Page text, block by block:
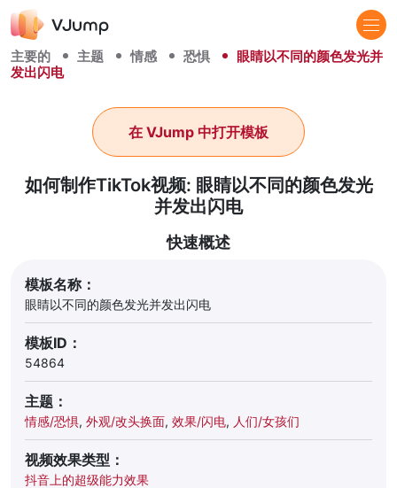
主要的 主题 情感 恐惧
眼睛以不同的颜色发光并
发出闪电
如何制作TikTok视频: 眼睛以不同的颜色发光
并发出闪电
在 VJump 中打开模板
快速概述
模板名称：
眼睛以不同的颜色发光并发出闪电
模板ID：
54864
主题：
情感/恐惧, 外观/改头换面, 效果/闪电, 人们/女孩们
视频效果类型：
抖音上的超级能力效果